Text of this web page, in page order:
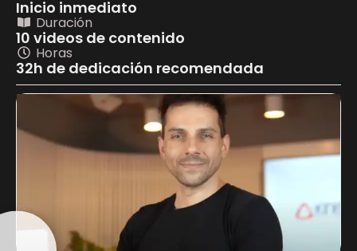
Inicio inmediato
Duración
10 videos de contenido
Horas
32h de dedicación recomendada